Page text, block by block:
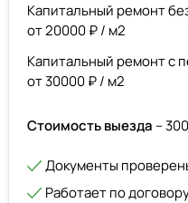
Капитальный ремонт
от 20000 ₽ / м2
Капитальный ремонт с
от 30000 ₽ / м2
Стоимость выезда –
Документы
Работает по